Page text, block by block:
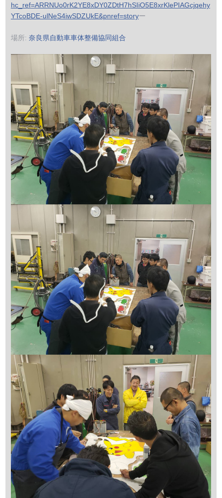
hc_ref=ARRNUo0rK2YE8xDY0ZDtH7hSIiO5E8xrKlePIAGcjqehy
YTcoBDE-ulNeS4iwSDZUkE&pnref=storyー
場所: 奈良県自動車車体整備協同組合